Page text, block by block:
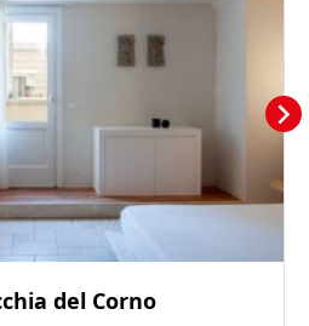
del Corno